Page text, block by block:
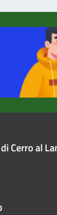
Cerro al